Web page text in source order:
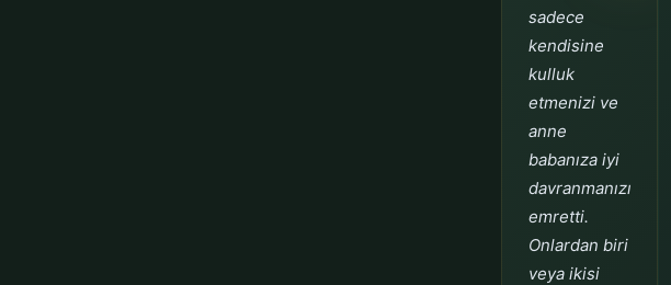
sadece
kendisine
kulluk
etmenizi ve
anne
babanıza iyi
davranmanızı
emretti.
Onlardan biri
veya ikisi